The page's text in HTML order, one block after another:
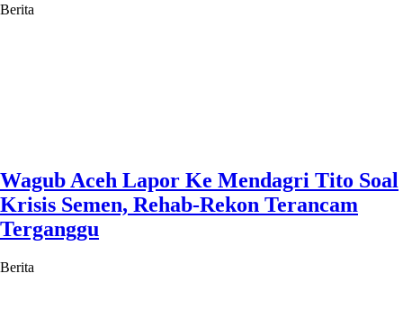
Berita
Wagub Aceh Lapor Ke Mendagri Tito Soal
Krisis Semen, Rehab-Rekon Terancam
Terganggu
Berita